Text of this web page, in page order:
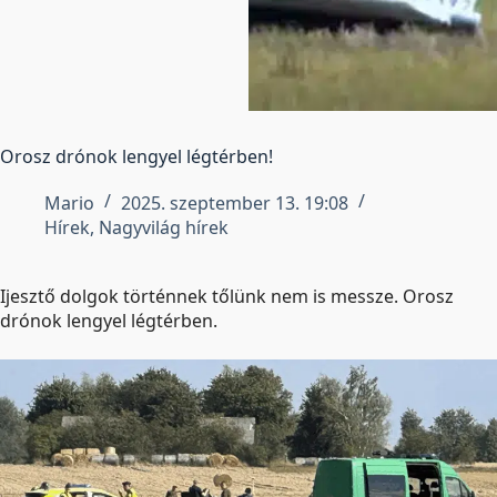
Orosz drónok lengyel légtérben!
Mario
2025. szeptember 13. 19:08
Hírek, Nagyvilág hírek
Ijesztő dolgok történnek tőlünk nem is messze. Orosz
drónok lengyel légtérben.